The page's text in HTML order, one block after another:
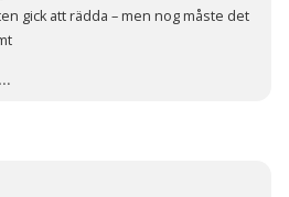
gick att rädda – men nog måste det